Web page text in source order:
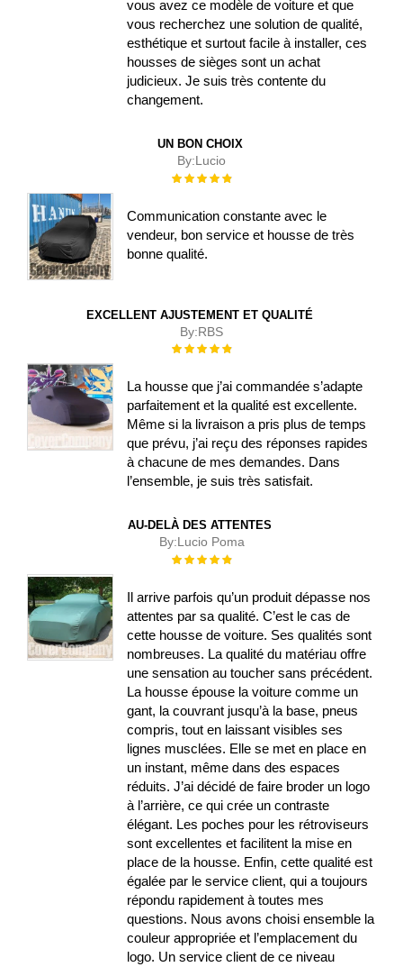
vous avez ce modèle de voiture et que
vous recherchez une solution de qualité,
esthétique et surtout facile à installer, ces
housses de sièges sont un achat
judicieux. Je suis très contente du
changement.
UN BON CHOIX
By:Lucio
Évaluation :
Communication constante avec le
vendeur, bon service et housse de très
bonne qualité.
EXCELLENT AJUSTEMENT ET QUALITÉ
By:RBS
Évaluation :
La housse que j’ai commandée s’adapte
parfaitement et la qualité est excellente.
Même si la livraison a pris plus de temps
que prévu, j’ai reçu des réponses rapides
à chacune de mes demandes. Dans
l’ensemble, je suis très satisfait.
AU-DELÀ DES ATTENTES
By:Lucio Poma
Évaluation :
Il arrive parfois qu’un produit dépasse nos
attentes par sa qualité. C’est le cas de
cette housse de voiture. Ses qualités sont
nombreuses. La qualité du matériau offre
une sensation au toucher sans précédent.
La housse épouse la voiture comme un
gant, la couvrant jusqu’à la base, pneus
compris, tout en laissant visibles ses
lignes musclées. Elle se met en place en
un instant, même dans des espaces
réduits. J’ai décidé de faire broder un logo
à l’arrière, ce qui crée un contraste
élégant. Les poches pour les rétroviseurs
sont excellentes et facilitent la mise en
place de la housse. Enfin, cette qualité est
égalée par le service client, qui a toujours
répondu rapidement à toutes mes
questions. Nous avons choisi ensemble la
couleur appropriée et l’emplacement du
logo. Un service client de ce niveau